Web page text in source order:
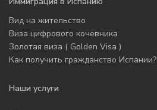
Вид на жительство
Виза цифрового кочевника
Золотая виза ( Golden Visa )
Как получить гражданство Испании?
Наши услуги